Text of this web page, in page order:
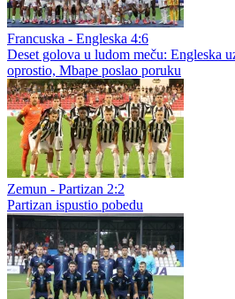
Francuska - Engleska 4:6
Deset golova u ludom meču: Engleska
oprostio, Mbape poslao poruku
Zemun - Partizan 2:2
Partizan ispustio pobedu